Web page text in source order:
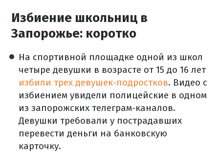
Избиение школьниц в
Запорожье: коротко
На спортивной площадке одной из школ
четыре девушки в возрасте от 15 до 16 лет
избили трех девушек-подростков. Видео с
избиением увидели полицейские в одном
из запорожских телеграм-каналов.
Девушки требовали у пострадавших
перевести деньги на банковскую
карточку.